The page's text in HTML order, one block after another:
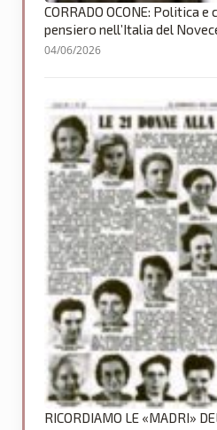
CORRADO OCONE: Politica
pensiero nell’Italia del
04/06/2026
RICORDIAMO LE «MADRI»